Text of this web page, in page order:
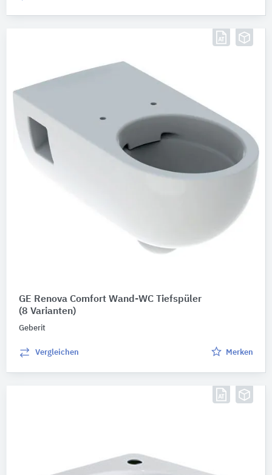
GE Renova Comfort Wand-WC Tiefspüler
(8 Varianten)
Geberit
Vergleichen Merken